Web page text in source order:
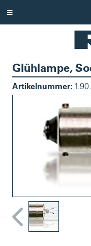
Glühlampe,
Artikelnummer: